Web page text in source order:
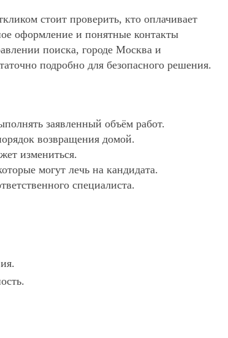
стоит проверить, кто оплачивает
оформление и понятные контакты
поиска, городе Москва и
подробно для безопасного решения.
заявленный объём работ.
возвращения домой.
измениться.
могут лечь на кандидата.
специалиста.